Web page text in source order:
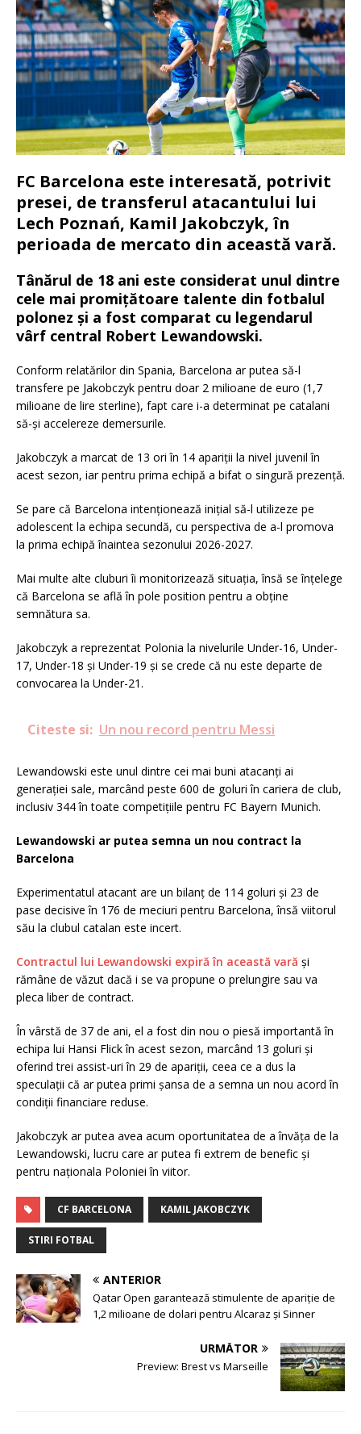
FC Barcelona este interesată, potrivit
presei, de transferul atacantului lui
Lech Poznań, Kamil Jakobczyk, în
perioada de mercato din această vară.
Tânărul de 18 ani este considerat unul dintre
cele mai promițătoare talente din fotbalul
polonez și a fost comparat cu legendarul
vârf central Robert Lewandowski.
Conform relatărilor din Spania, Barcelona ar putea să-l
transfere pe Jakobczyk pentru doar 2 milioane de euro (1,7
milioane de lire sterline), fapt care i-a determinat pe catalani
să-și accelereze demersurile.
Jakobczyk a marcat de 13 ori în 14 apariții la nivel juvenil în
acest sezon, iar pentru prima echipă a bifat o singură prezență.
Se pare că Barcelona intenționează inițial să-l utilizeze pe
adolescent la echipa secundă, cu perspectiva de a-l promova
la prima echipă înaintea sezonului 2026-2027.
Mai multe alte cluburi îi monitorizează situația, însă se înțelege
că Barcelona se află în pole position pentru a obține
semnătura sa.
Jakobczyk a reprezentat Polonia la nivelurile Under-16, Under-
17, Under-18 și Under-19 și se crede că nu este departe de
convocarea la Under-21.
Citeste si: Un nou record pentru Messi
Lewandowski este unul dintre cei mai buni atacanți ai
generației sale, marcând peste 600 de goluri în cariera de club,
inclusiv 344 în toate competițiile pentru FC Bayern Munich.
Lewandowski ar putea semna un nou contract la
Barcelona
Experimentatul atacant are un bilanț de 114 goluri și 23 de
pase decisive în 176 de meciuri pentru Barcelona, însă viitorul
său la clubul catalan este incert.
Contractul lui Lewandowski expiră în această vară și
rămâne de văzut dacă i se va propune o prelungire sau va
pleca liber de contract.
În vârstă de 37 de ani, el a fost din nou o piesă importantă în
echipa lui Hansi Flick în acest sezon, marcând 13 goluri și
oferind trei assist-uri în 29 de apariții, ceea ce a dus la
speculații că ar putea primi șansa de a semna un nou acord în
condiții financiare reduse.
Jakobczyk ar putea avea acum oportunitatea de a învăța de la
Lewandowski, lucru care ar putea fi extrem de benefic și
pentru naționala Poloniei în viitor.
CF BARCELONA KAMIL JAKOBCZYK
STIRI FOTBAL
ANTERIOR
Qatar Open garantează stimulente de apariție de
1,2 milioane de dolari pentru Alcaraz și Sinner
URMĂTOR
Preview: Brest vs Marseille